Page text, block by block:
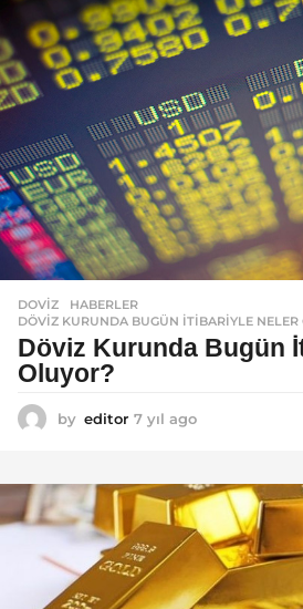
DOVIZ ,HABERLER
DÖVIZ KURUNDA BUGÜN İTIBARIYLE NELER
Döviz Kurunda Bugün
Oluyor?
by editor 7 yıl ago
l
a
g
o